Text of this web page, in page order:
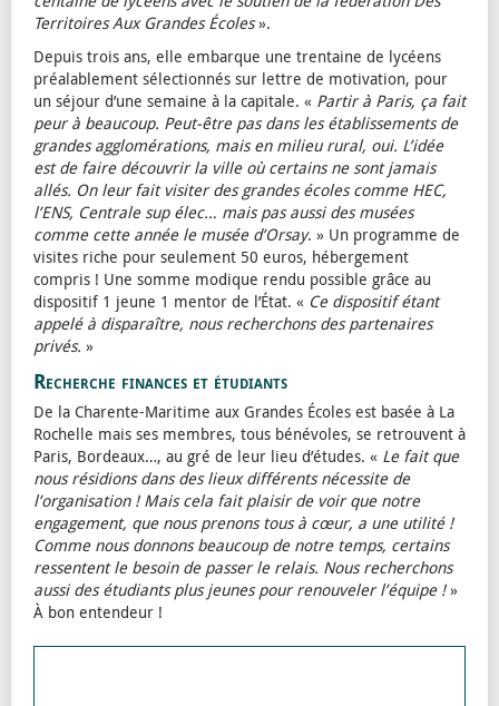
Territoires Aux Grandes Écoles».
Depuis trois ans, elle embarque une trentaine de lycéens
préalablement sélectionnés sur lettre de motivation, pour
un séjour d’une semaine à la capitale. « Partir à Paris, ça fait
peur à beaucoup. Peut-être pas dans les établissements de
grandes agglomérations, mais en milieu rural, oui. L’idée
est de faire découvrir la ville où certains ne sont jamais
allés. On leur fait visiter des grandes écoles comme HEC,
l’ENS, Centrale sup élec… mais pas aussi des musées
comme cette année le musée d’Orsay. » Un programme de
visites riche pour seulement 50 euros, hébergement
compris ! Une somme modique rendu possible grâce au
dispositif 1 jeune 1 mentor de l’État. « Ce dispositif étant
appelé à disparaître, nous recherchons des partenaires
privés. »
Recherche finances et étudiants
De la Charente-Maritime aux Grandes Écoles est basée à La
Rochelle mais ses membres, tous bénévoles, se retrouvent à
Paris, Bordeaux…, au gré de leur lieu d’études. « Le fait que
nous résidions dans des lieux différents nécessite de
l’organisation ! Mais cela fait plaisir de voir que notre
engagement, que nous prenons tous à cœur, a une utilité !
Comme nous donnons beaucoup de notre temps, certains
ressentent le besoin de passer le relais. Nous recherchons
aussi des étudiants plus jeunes pour renouveler l’équipe !»
À bon entendeur !